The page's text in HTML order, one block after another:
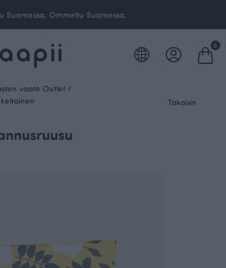
Suomessa. Ommeltu Suomessa.
0
vaate Outlet /
Takaisin